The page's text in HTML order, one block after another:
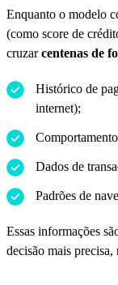
Enquanto o modelo
(como score de
cruzarcentenas de
Histórico de
internet);
Dados de
Padrões de
Essas informações
decisão mais